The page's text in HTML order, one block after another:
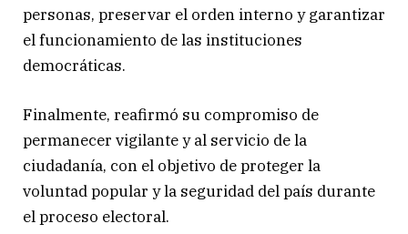
personas, preservar el orden interno y garantizar
el funcionamiento de las instituciones
democráticas.
Finalmente, reafirmó su compromiso de
permanecer vigilante y al servicio de la
ciudadanía, con el objetivo de proteger la
voluntad popular y la seguridad del país durante
el proceso electoral.